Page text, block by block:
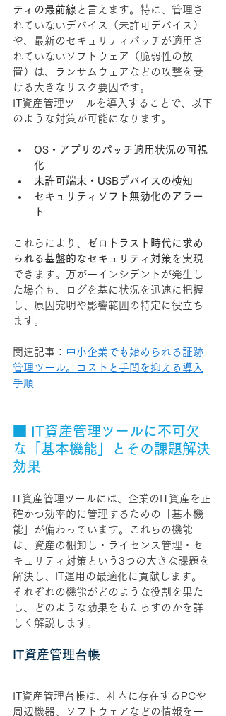
ティの最前線 と言えます。特に、管理さ
れていないデバイス（未許可デバイス）
や、最新のセキュリティパッチが適用さ
れていないソフトウェア（脆弱性の放
置）は、ランサムウェアなどの攻撃 を受
ける大きなリスク要因です。
IT資産管理ツールを導入することで、以下
のような対策が可能になります。
OS・アプリのパッチ適用状況の可視
化
未許可端末・USBデバイスの検知
セキュリティソフト無効化のアラー
ト
これらにより、 ゼロトラスト時代に求め
られる基盤的なセキュリティ対策 を実現
できます。万が一インシデントが発生し
た場合も、ログを基に状況を迅速に把握
し、原因究明や影響範囲の特定に役立ち
ます。
関連記事： 中小企業でも始められる証跡
管理ツール。コストと手間を抑える導入
手順
■ IT資産管理ツールに不可欠
な「基本機能」とその課題解決
効果
IT資産管理ツールには、企業のIT資産を正
確かつ効率的に管理するための「基本機
能」が備わっています。これらの機能
は、資産の棚卸し・ライセンス管理・セ
キュリティ対策という3つの大きな課題を
解決し、IT運用の最適化に貢献します。
それぞれの機能がどのような役割を果た
し、どのような効果をもたらすのかを詳
しく解説します。
IT資産管理台帳
IT資産管理台帳は、社内に存在するPCや
周辺機器、ソフトウェアなどの情報を一